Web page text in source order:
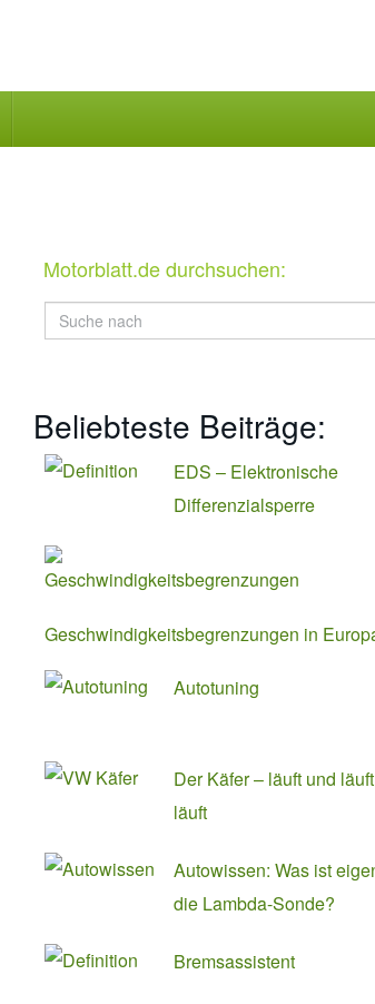
Motorblatt.de durchsuchen:
Beliebteste Beiträge:
EDS – Elektronische
Differenzialsperre
Geschwindigkeitsbegrenzungen in
Autotuning
Der Käfer – läuft und
läuft
Autowissen: Was ist
die Lambda-Sonde?
Bremsassistent